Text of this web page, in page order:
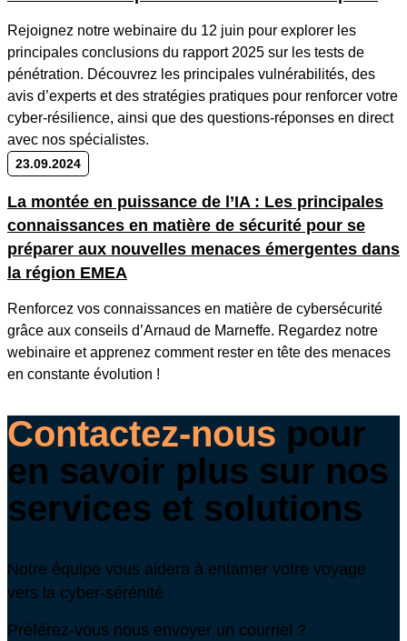
Rejoignez notre webinaire du 12 juin pour explorer les
principales conclusions du rapport 2025 sur les tests de
pénétration. Découvrez les principales vulnérabilités, des
avis d’experts et des stratégies pratiques pour renforcer votre
cyber-résilience, ainsi que des questions-réponses en direct
avec nos spécialistes.
23.09.2024
La montée en puissance de l’IA : Les principales
connaissances en matière de sécurité pour se
préparer aux nouvelles menaces émergentes dans
la région EMEA
Renforcez vos connaissances en matière de cybersécurité
grâce aux conseils d’Arnaud de Marneffe. Regardez notre
webinaire et apprenez comment rester en tête des menaces
en constante évolution !
Contactez-nous pour
en savoir plus sur nos
services et solutions
Notre équipe vous aidera à entamer votre voyage
vers la cyber-sérénité
Préférez-vous nous envoyer un courriel ?